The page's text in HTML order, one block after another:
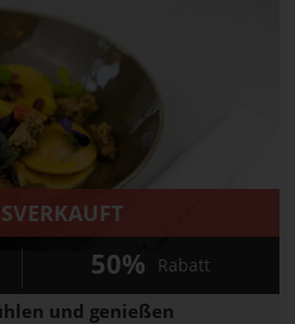
und genießen
50% Rabatt